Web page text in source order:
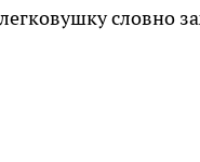
словно